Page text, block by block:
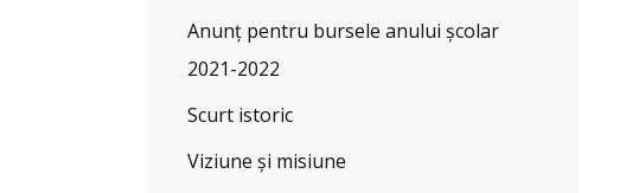
Anunț pentru bursele anului școlar
2021-2022
Scurt istoric
Viziune și misiune